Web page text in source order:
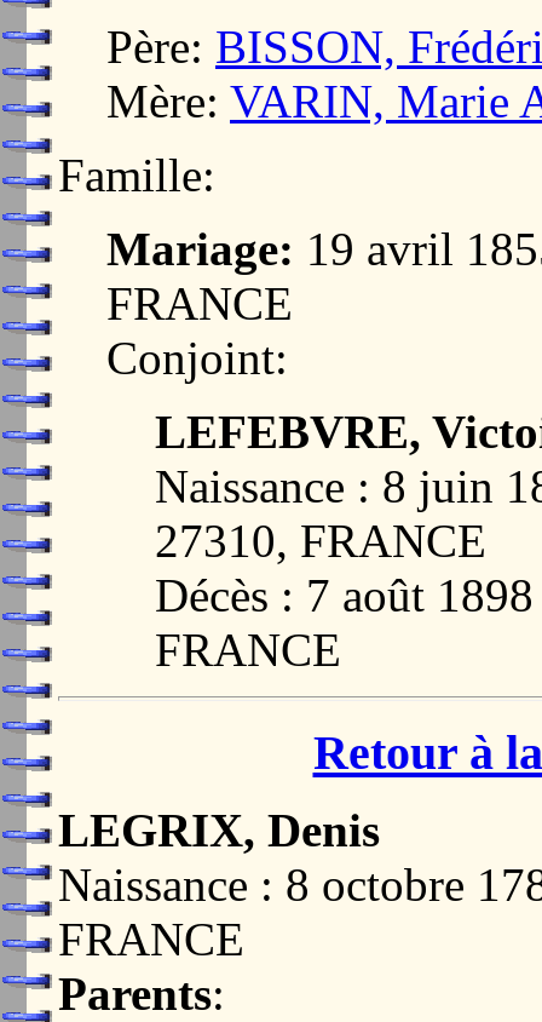
Père: BISSON,
Mère: VARIN, Marie
Famille:
Mariage: 19 avril
FRANCE
Conjoint:
LEFEBVRE,
Naissance : 8 juin
27310, FRANCE
Décès : 7 août
FRANCE
Retour à
LEGRIX, Denis
Naissance : 8 octobre
FRANCE
Parents: